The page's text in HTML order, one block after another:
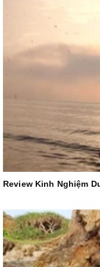
Review Kinh Nghiệm